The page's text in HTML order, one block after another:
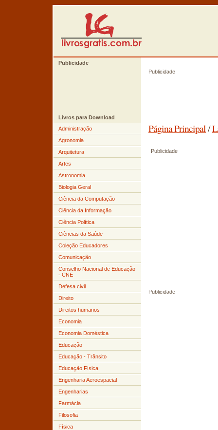
Publicidade
Livros para Download
Administração
Agronomia
Arquitetura
Artes
Astronomia
Biologia Geral
Ciência da Computação
Ciência da Informação
Ciência Política
Ciências da Saúde
Coleção Educadores
Comunicação
Conselho Nacional de Educação
- CNE
Defesa civil
Direito
Direitos humanos
Economia
Economia Doméstica
Educação
Educação - Trânsito
Educação Física
Engenharia Aeroespacial
Engenharias
Farmácia
Filosofia
Física
Publicidade
Página Principal/
Publicidade
Publicidade